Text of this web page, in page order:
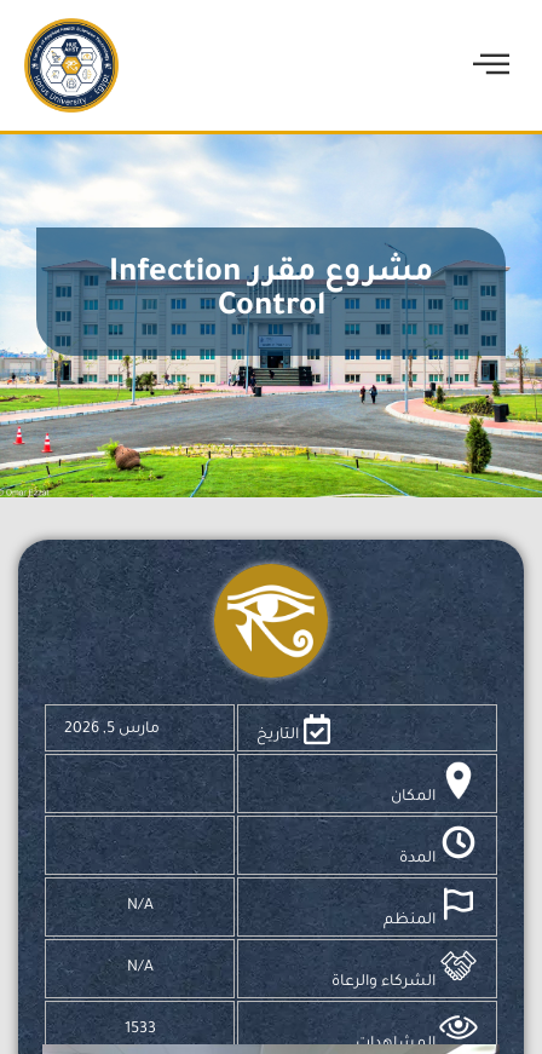
مشروع مقرر Infection
Control
التاريخ مارس 5, 2026
المكان
المدة
المنظم
N/A
الشركاء والرعاة
N/A
المشاهدات
1533